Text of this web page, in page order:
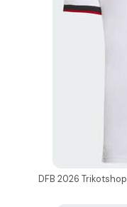
DFB 2026 Trikotshop